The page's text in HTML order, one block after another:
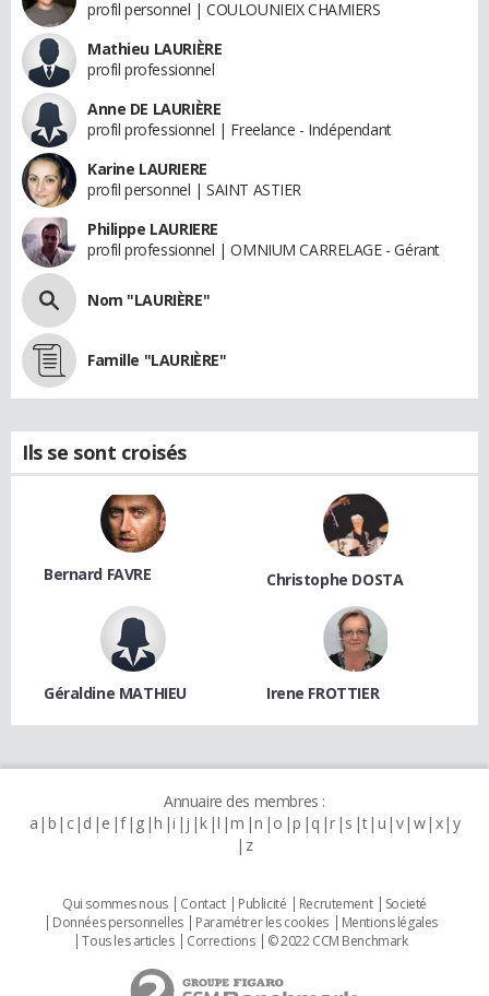
profil personnel | COULOUNIEIX CHAMIERS
Mathieu LAURIÈRE
profil professionnel
Anne DE LAURIÈRE
profil professionnel | Freelance - Indépendant
Karine LAURIERE
profil personnel | SAINT ASTIER
Philippe LAURIERE
profil professionnel | OMNIUM CARRELAGE - Gérant
Nom "LAURIÈRE"
Famille "LAURIÈRE"
Ils se sont croisés
Bernard FAVRE Christophe DOSTA
Géraldine MATHIEU Irene FROTTIER
Annuaire des membres :
a b c d e f g h i j k l m n o p q r s t u v w x y
z
Qui sommes nous Contact Publicité Recrutement
Societé
Données personnelles
Paramétrer les cookies
Mentions légales
Tous les articles
Corrections © 2022 CCM Benchmark